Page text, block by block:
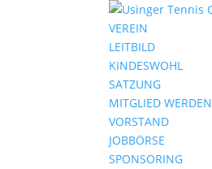
VEREIN
LEITBILD
KINDESWOHL
SATZUNG
MITGLIED WERDEN
VORSTAND
JOBBÖRSE
SPONSORING